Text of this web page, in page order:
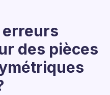
erreurs
des pièces